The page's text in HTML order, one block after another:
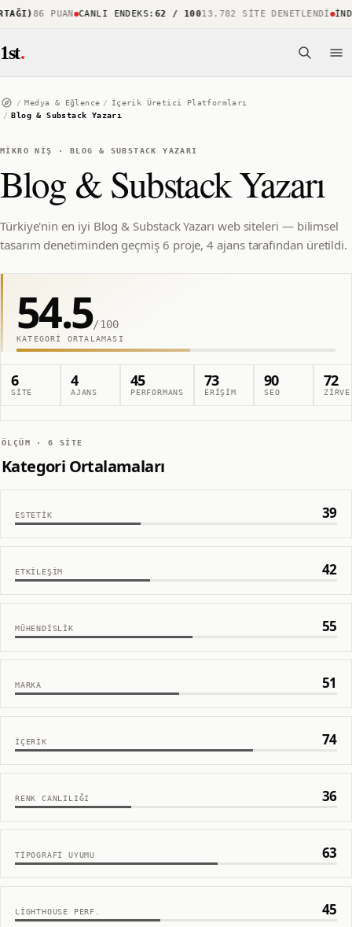
86 PUAN CANLI ENDEKS:62 / 10013.782 SITE DENETLENDI
1st.
/ Medya & Eğlence /
İçerik Üretici Platformları
/ Blog & Substack Yazarı
MIKRO NIŞ · BLOG & SUBSTACK YAZARI
Blog & Substack Yazarı
Türkiye'nin en iyi Blog & Substack Yazarı web siteleri — bilimsel
tasarım denetiminden geçmiş 6 proje, 4 ajans tarafından üretildi.
54.5/100
KATEGORI ORTALAMASI
6
SITE
4
AJANS
45
PERFORMANS
73
ERIŞIM
90
SEO
72
ZIRVE
ÖLÇÜM ·6 SITE
Kategori Ortalamaları
ESTETIK 39
ETKILEŞIM 42
MÜHENDISLIK 55
MARKA 51
İÇERIK 74
RENK CANLILIĞI 36
TIPOGRAFI UYUMU 63
LIGHTHOUSE PERF. 45